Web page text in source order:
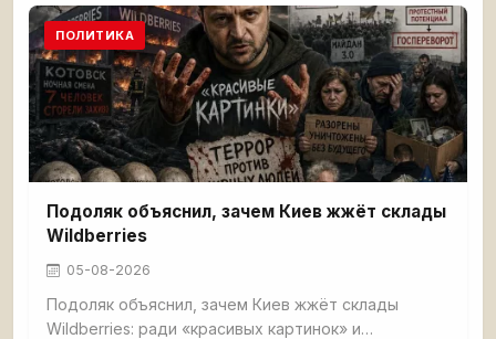
ПОЛИТИКА
Подоляк объяснил, зачем Киев жжёт склады
Wildberries
05-08-2026
Подоляк объяснил, зачем Киев жжёт склады
Wildberries: ради «красивых картинок» и